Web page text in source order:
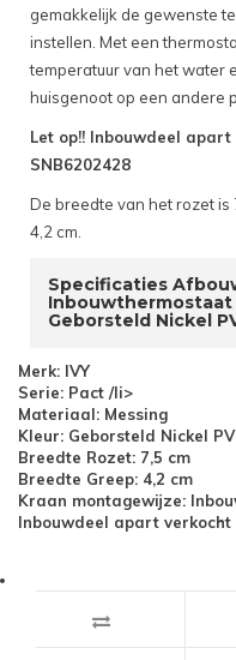
gemakkelijk de gewenste
instellen. Met een
temperatuur van het water
huisgenoot op een andere
Let op!! Inbouwdeel
SNB6202428
De breedte van het rozet is
4,2 cm.
Specificaties
Inbouwthermostaat
Geborsteld Nickel
Merk: IVY
Serie: Pact /li>
Materiaal: Messing
Kleur: Geborsteld Nickel
Breedte Rozet: 7,5 cm
Breedte Greep: 4,2 cm
Kraan montagewijze:
Inbouwdeel apart verkocht